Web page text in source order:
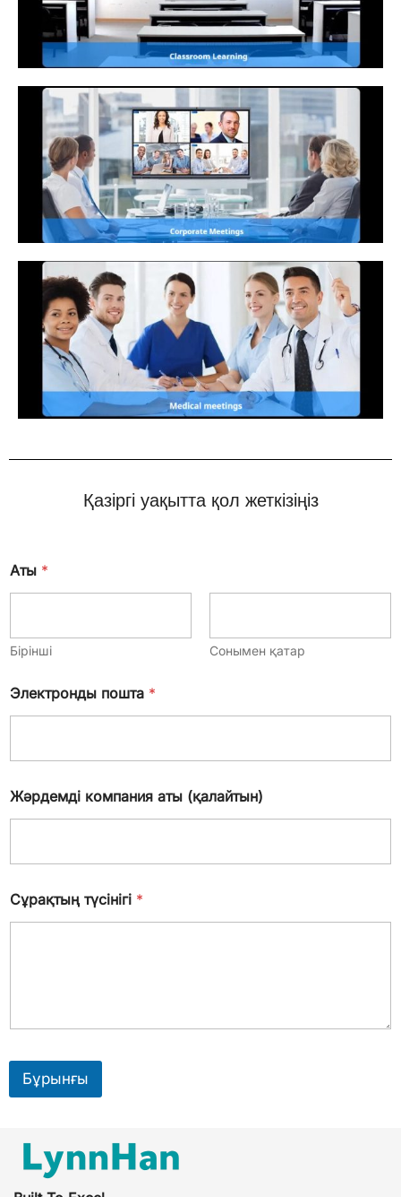
Қазіргі уақытта қол жеткізіңіз
Аты *
Бірінші Сонымен қатар
Электронды пошта *
Жәрдемді компания аты (қалайтын)
Сұрақтың түсінігі *
Бұрынғы